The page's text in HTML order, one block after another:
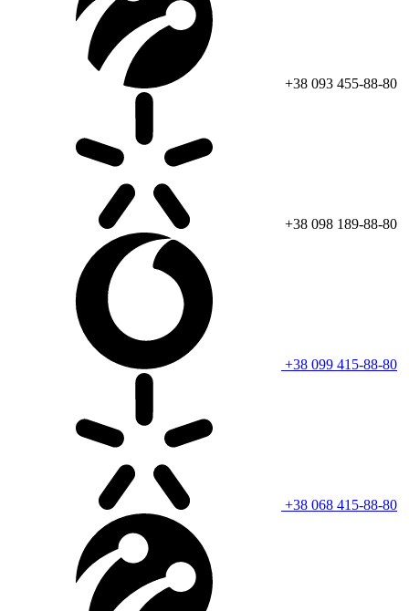
+38 093 455-88-80
+38 098 189-88-80
+38 099 415-88-80
+38 068 415-88-80